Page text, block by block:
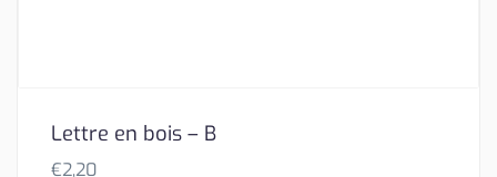
Lettre en bois – B
€2,20